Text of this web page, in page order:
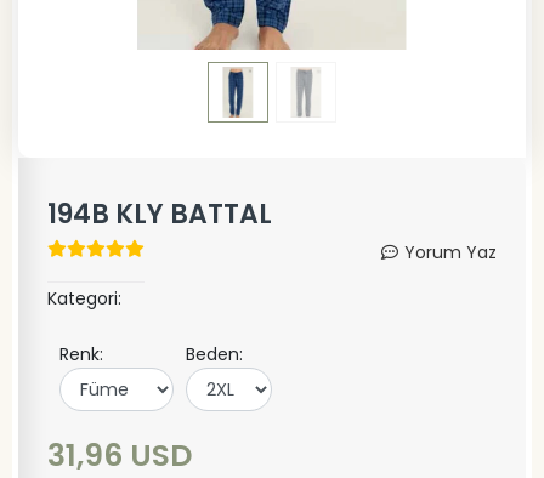
194B KLY BATTAL
Yorum Yaz
Kategori:
Renk: Beden:
31,96 USD